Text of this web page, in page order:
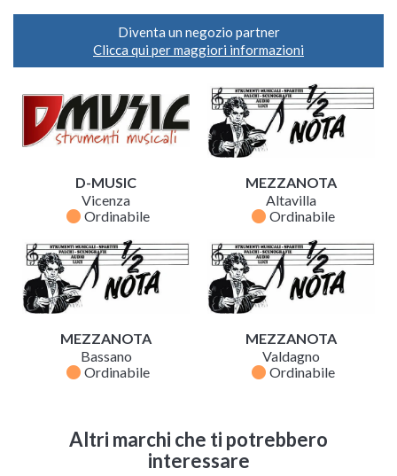
Diventa un negozio partner
Clicca qui per maggiori informazioni
D-MUSIC
Vicenza
fiber_manual_record Ordinabile
MEZZANOTA
Altavilla
fiber_manual_record Ordinabile
MEZZANOTA
Bassano
fiber_manual_record Ordinabile
MEZZANOTA
Valdagno
fiber_manual_record Ordinabile
Altri marchi che ti potrebbero
interessare